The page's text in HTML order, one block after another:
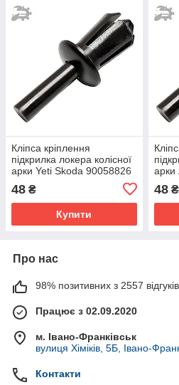
Кліпса кріплення
підкрилка локера колісної
арки Yeti Skoda 90058826
48 ₴
Купити
арки
48₴
Про нас
98% позитивних з 2557
Працює з 02.09.2020
м. Івано-Франківськ
вулиця Хіміків, 5Б, Івано-
Контакти